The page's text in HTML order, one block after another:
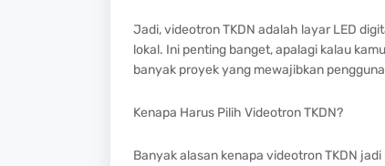
Jadi, videotron TKDN adalah layar LED
lokal. Ini penting banget, apalagi kalau
banyak proyek yang mewajibkan
Kenapa Harus Pilih Videotron TKDN?
Banyak alasan kenapa videotron TKDN